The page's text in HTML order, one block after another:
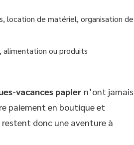
location de matériel, organisation de
ou produits
vacances papier n’ont jamais
paiement en boutique et
restent donc une aventure à